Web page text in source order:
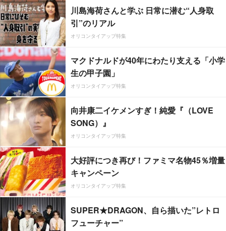
川島海荷さんと学ぶ 日常に潜む“人身取
引”のリアル
オリコンタイアップ特集
マクドナルドが40年にわたり支える「小学
生の甲子園」
オリコンタイアップ特集
向井康二イケメンすぎ！純愛『（LOVE
SONG）』
オリコンタイアップ特集
大好評につき再び！ファミマ名物45％増量
キャンペーン
オリコンタイアップ特集
SUPER★DRAGON、自ら描いた”レトロ
フューチャー”